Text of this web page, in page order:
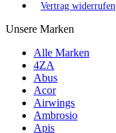
Vertrag widerrufen
Unsere Marken
Alle Marken
4ZA
Abus
Acor
Airwings
Ambrosio
Apis